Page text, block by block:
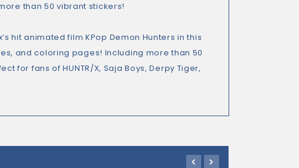
than 50 vibrant stickers!
hit animated film KPop Demon Huntersin this
and coloring pages! Including more than 50
for fans of HUNTR/X, Saja Boys, Derpy Tiger,